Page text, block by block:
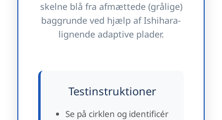
skelne blå fra afmættede (grålige)
baggrunde ved hjælp af Ishihara-
lignende adaptive plader.
Testinstruktioner
Se på cirklen og identificér